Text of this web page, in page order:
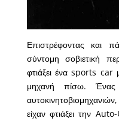
Επιστρέφοντας και
σύντομη σοβιετική
φτιάξει ένα sports car
μηχανή πίσω. Ένας
είχαν φτιάξει την